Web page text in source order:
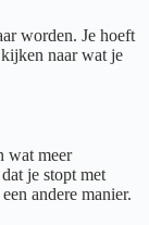
worden. Je hoeft
naar wat je
wat meer
je stopt met
andere manier.